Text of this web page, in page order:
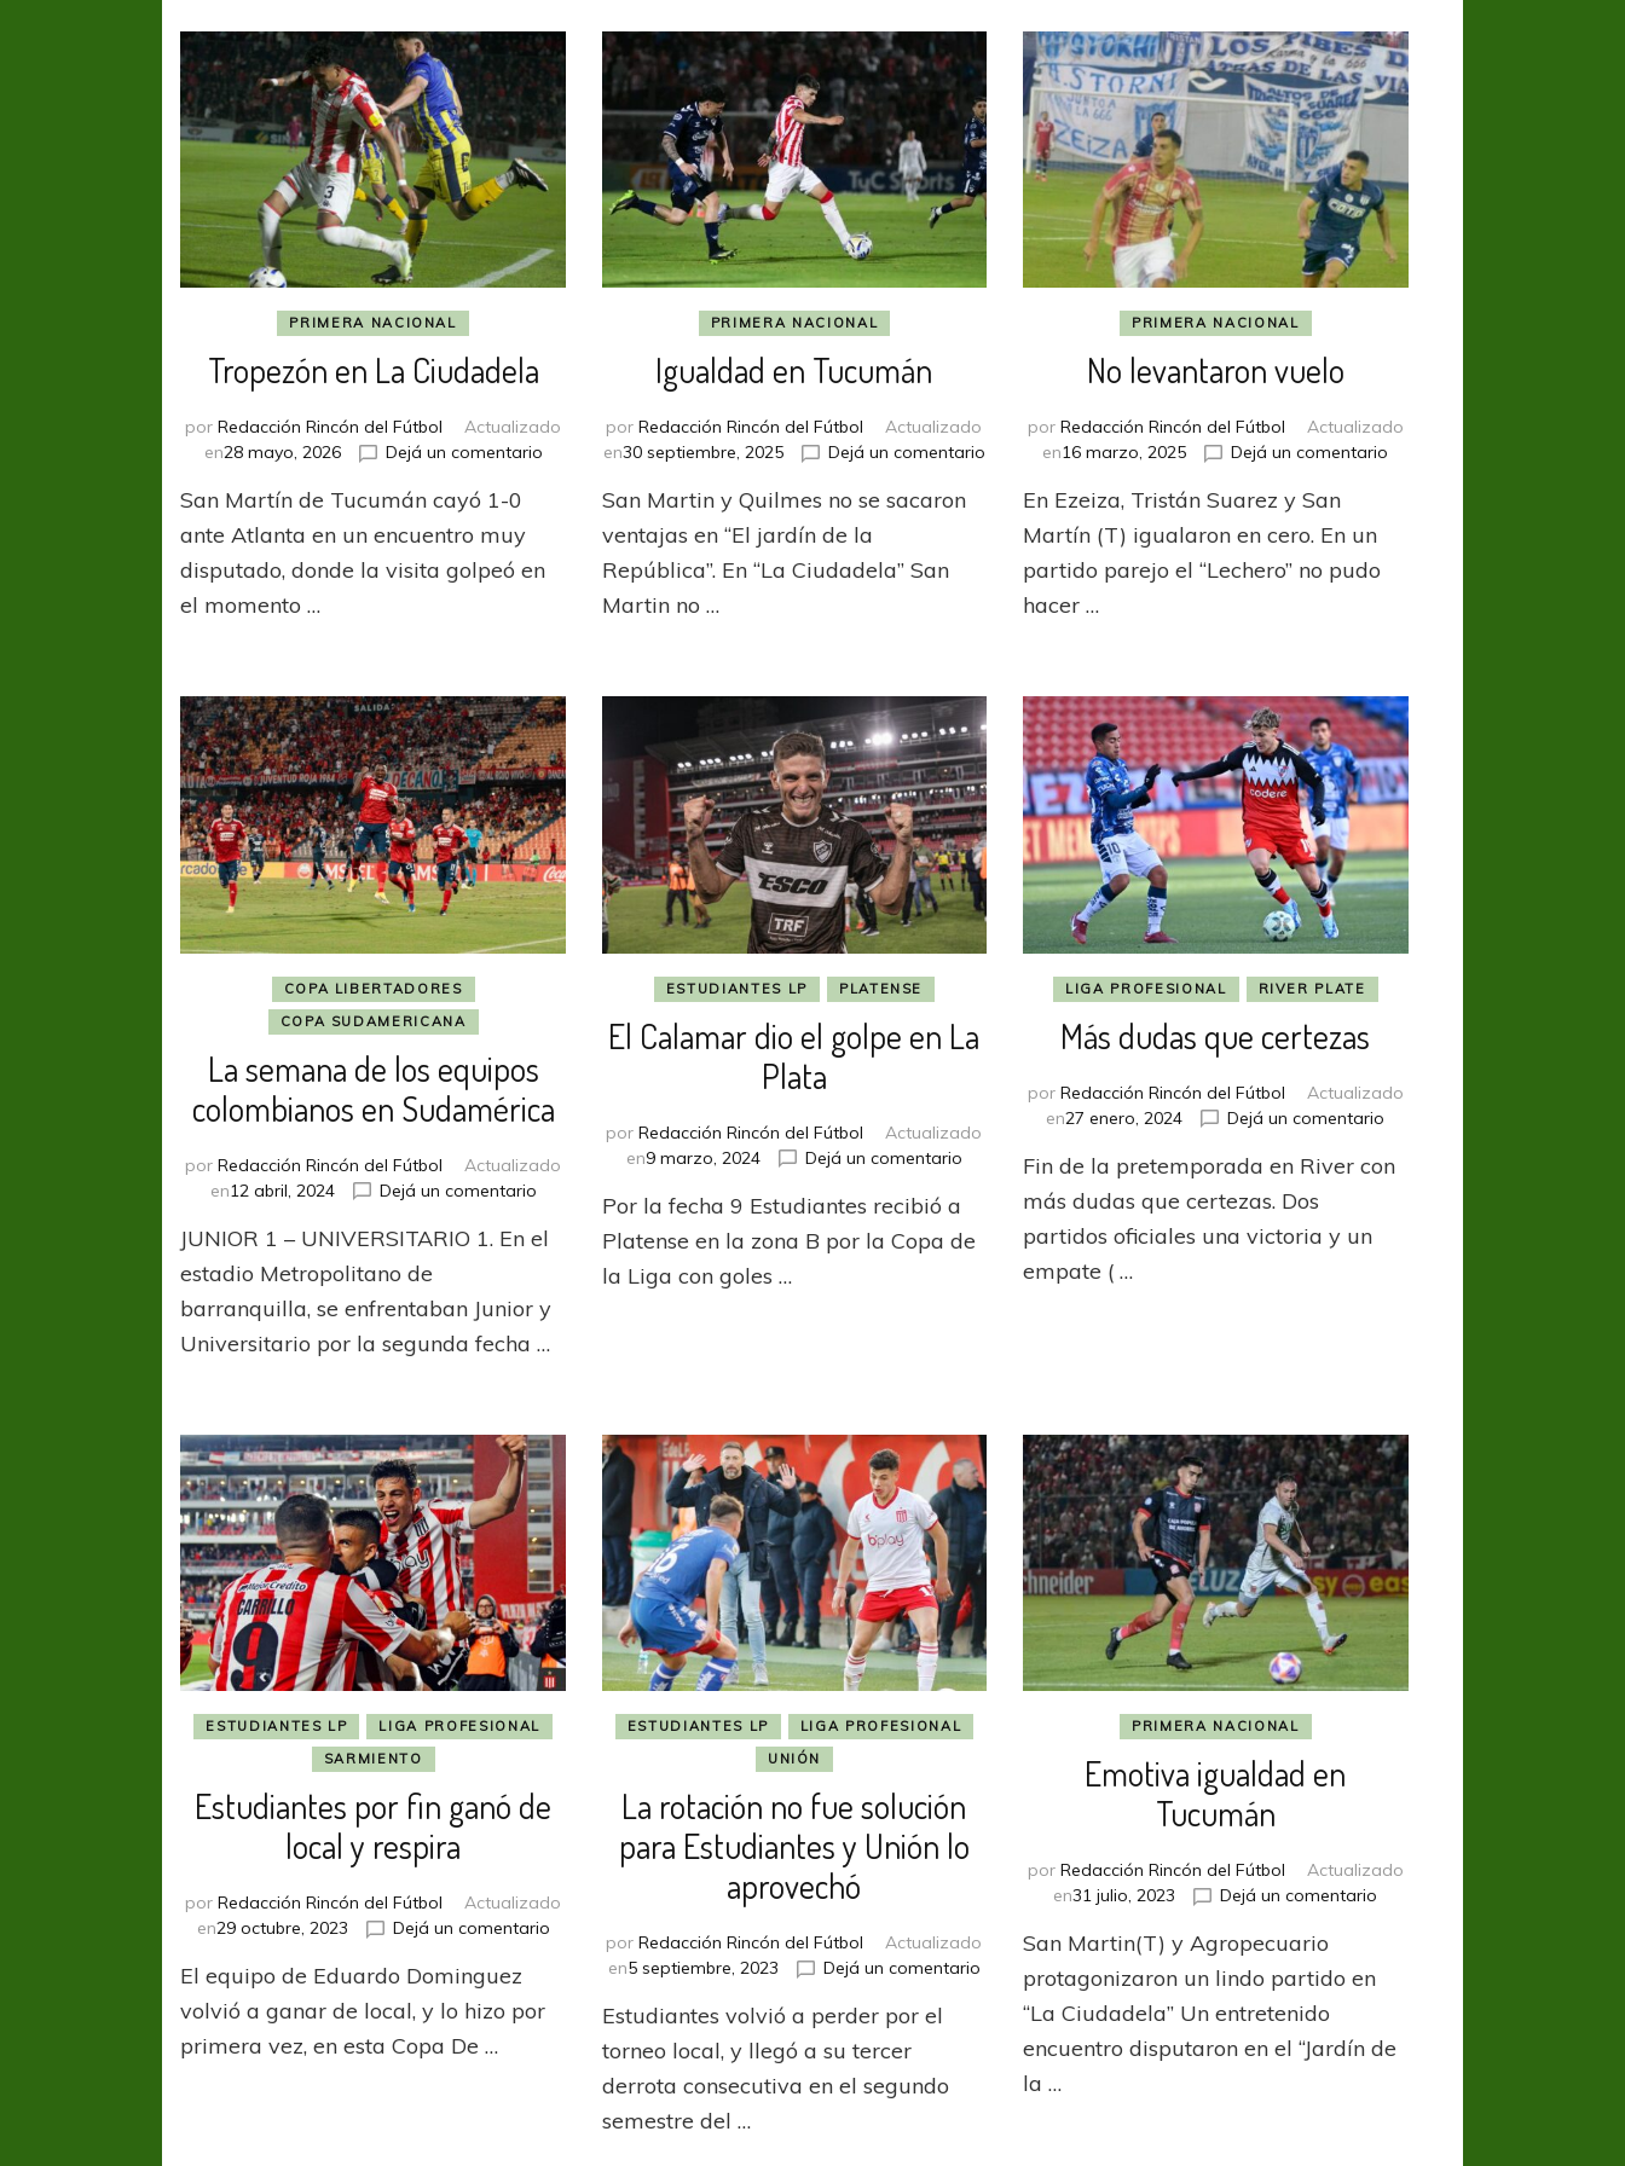
PRIMERA NACIONAL
Tropezón en La Ciudadela
porRedacción Rincón del Fútbol
Actualizado
en28 mayo, 2026 Dejá un comentarioen
San Martín de Tucumán cayó 1-0
ante Atlanta en un encuentro muy
disputado, donde la visita golpeó en
el momento …
PRIMERA NACIONAL
Igualdad en Tucumán
porRedacción Rincón del Fútbol
Actualizado
en30 septiembre, 2025 Dejá un comentarioen
Tucumán
San Martin y Quilmes no se sacaron
ventajas en “El jardín de la
República”. En “La Ciudadela” San
Martin no …
PRIMERA NACIONAL
No levantaron vuelo
por Redacción Rincón del Fútbol
Actualizado
en16 marzo, 2025 Dejá un comentario
En Ezeiza, Tristán Suarez y San
Martín (T) igualaron en cero. En un
partido parejo el “Lechero” no pudo
hacer …
COPA LIBERTADORES
COPA SUDAMERICANA
La semana de los equipos
colombianos en Sudamérica
porRedacción Rincón del Fútbol
Actualizado
en12 abril, 2024 Dejá un comentarioen
semana
equipos
JUNIOR 1 – UNIVERSITARIO 1. En el
estadio Metropolitano de
barranquilla, se enfrentaban Junior y
Universitario por la segunda fecha …
ESTUDIANTES LP PLATENSE
El Calamar dio el golpe en La
Plata
porRedacción Rincón del Fútbol
Actualizado
en9 marzo, 2024 Dejá un comentarioen
Calamar
dio
Por la fecha 9 Estudiantes recibió a
Platense en la zona B por la Copa de
la Liga con goles …
LIGA PROFESIONAL RIVER PLATE
Más dudas que certezas
por Redacción Rincón del Fútbol
Actualizado
en27 enero, 2024 Dejá un comentario
dudas
Fin de la pretemporada en River con
más dudas que certezas. Dos
partidos oficiales una victoria y un
empate ( …
ESTUDIANTES LP
LIGA PROFESIONAL
SARMIENTO
Estudiantes por fin ganó de
local y respira
porRedacción Rincón del Fútbol
Actualizado
en29 octubre, 2023 Dejá un comentarioen
Estudiantes
respira
El equipo de Eduardo Dominguez
volvió a ganar de local, y lo hizo por
primera vez, en esta Copa De …
ESTUDIANTES LP
LIGA PROFESIONAL
UNIÓN
La rotación no fue solución
para Estudiantes y Unión lo
aprovechó
porRedacción Rincón del Fútbol
Actualizado
en5 septiembre, 2023 Dejá un comentarioen
rotación
solución
Estudiantes volvió a perder por el
torneo local, y llegó a su tercer
derrota consecutiva en el segundo
semestre del …
PRIMERA NACIONAL
Emotiva igualdad en
Tucumán
por Redacción Rincón del Fútbol
Actualizado
en31 julio, 2023 Dejá un comentario
San Martin(T) y Agropecuario
protagonizaron un lindo partido en
“La Ciudadela” Un entretenido
encuentro disputaron en el “Jardín de
la …